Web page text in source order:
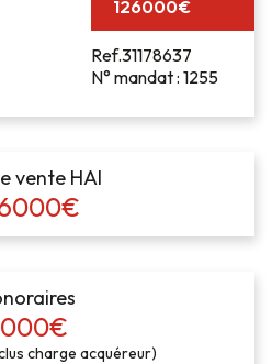
126000€
Ref.31178637
N° mandat : 1255
vente HAI
charge acquéreur)